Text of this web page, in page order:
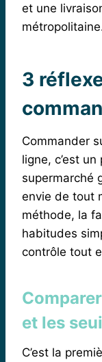
et une
3
Commander
ligne, c’est
supermarché
envie de tout
méthode, la
habitudes
contrôle tout
et les
C’est la